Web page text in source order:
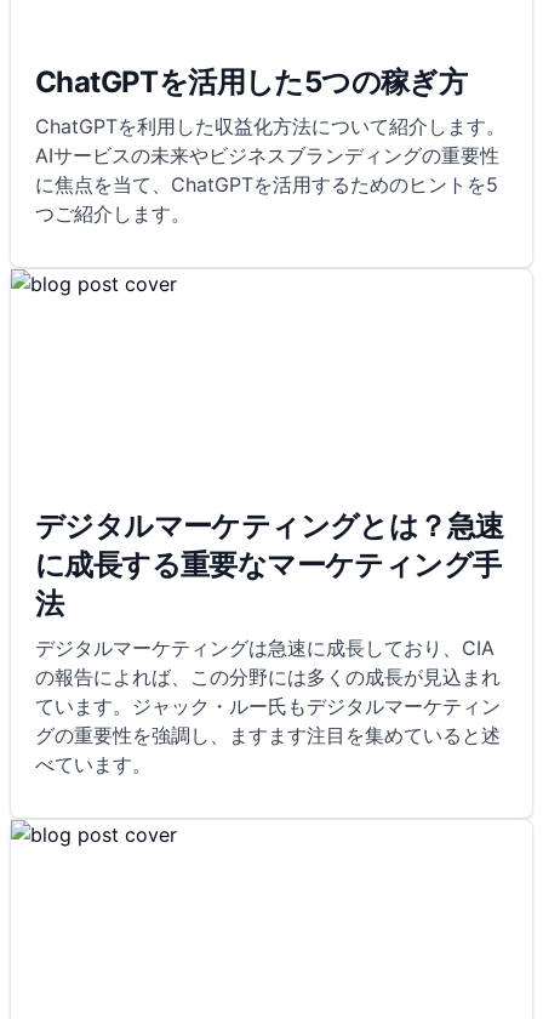
ChatGPTを活用した5つの稼ぎ方
ChatGPTを利用した収益化方法について紹介します。
AIサービスの未来やビジネスブランディングの重要性
に焦点を当て、ChatGPTを活用するためのヒントを5
つご紹介します。
デジタルマーケティングとは？急速
に成長する重要なマーケティング手
法
デジタルマーケティングは急速に成長しており、CIA
の報告によれば、この分野には多くの成長が見込まれ
ています。ジャック・ルー氏もデジタルマーケティン
グの重要性を強調し、ますます注目を集めていると述
べています。